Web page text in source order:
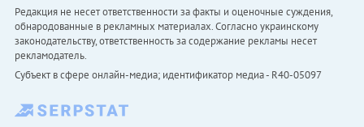
Редакция не несет ответственности за факты и оценочные суждения,
обнародованные в рекламных материалах. Согласно украинскому
законодательству, ответственность за содержание рекламы несет
рекламодатель.
Субъект в сфере онлайн-медиа; идентификатор медиа - R40-05097